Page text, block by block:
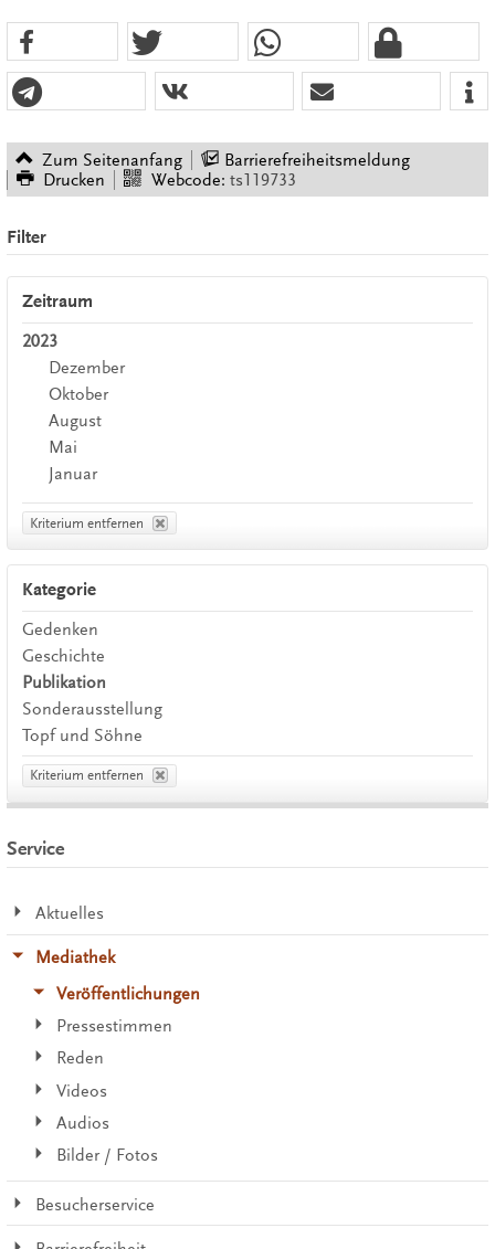
Zum Seitenanfang
Barrierefreiheitsmeldung
Drucken
Webcode: ts119733
Filter
Zeitraum
2023
Dezember
Oktober
August
Mai
Januar
Kriterium entfernen
Kategorie
Gedenken
Geschichte
Publikation
Sonderausstellung
Topf und Söhne
Kriterium entfernen
Service
Aktuelles
Mediathek
Veröffentlichungen
Pressestimmen
Reden
Videos
Audios
Bilder / Fotos
Besucherservice